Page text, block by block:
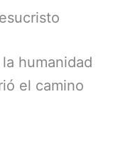
humanidad
el camino